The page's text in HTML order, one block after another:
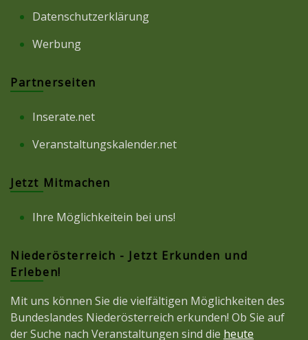
Datenschutzerklärung
Werbung
Partnerseiten
Inserate.net
Veranstaltungskalender.net
Jetzt Mitmachen
Ihre Möglichkeitein bei uns!
Niederösterreich - Jetzt Erkunden und
Erleben!
Mit uns können Sie die vielfältigen Möglichkeiten des
Bundeslandes Niederösterreich erkunden! Ob Sie auf
der Suche nach Veranstaltungen sind die heute